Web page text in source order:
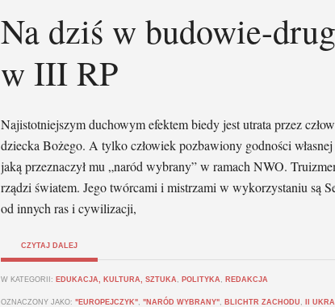
Na dziś w budowie-
w III RP
Najistotniejszym duchowym efektem biedy jest utrata przez
dziecka Bożego. A tylko człowiek pozbawiony godności
jaką przeznaczył mu „naród wybrany” w ramach NWO.
rządzi światem. Jego twórcami i mistrzami w wykorzystaniu są
od innych ras i cywilizacji,
CZYTAJ DALEJ
W KATEGORII: EDUKACJA, KULTURA, SZTUKA , POLITYKA , REDAKCJA
OZNACZONY JAKO: "EUROPEJCZYK", "NARÓD WYBRANY", BLICHTR ZACHODU , II